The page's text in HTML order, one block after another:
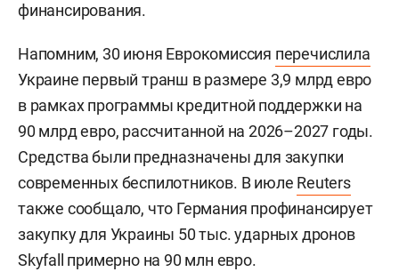
финансирования.
Напомним, 30 июня Еврокомиссия перечислила
Украине первый транш в размере 3,9 млрд евро
в рамках программы кредитной поддержки на
90 млрд евро, рассчитанной на 2026–2027 годы.
Средства были предназначены для закупки
современных беспилотников. В июле Reuters
также сообщало, что Германия профинансирует
закупку для Украины 50 тыс. ударных дронов
Skyfall примерно на 90 млн евро.